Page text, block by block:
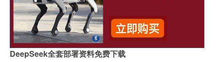
DeepSeek全套部署资料免费下载